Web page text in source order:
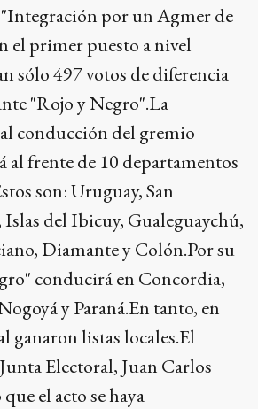
por un Agmer de
el primer puesto a nivel
sólo 497 votos de diferencia
"Rojo y Negro".La
conducción del gremio
al frente de 10 departamentos
son: Uruguay, San
Islas del Ibicuy, Gualeguaychú,
Diamante y Colón.Por su
conducirá en Concordia,
y Paraná.En tanto, en
ganaron listas locales.El
Electoral, Juan Carlos
el acto se haya